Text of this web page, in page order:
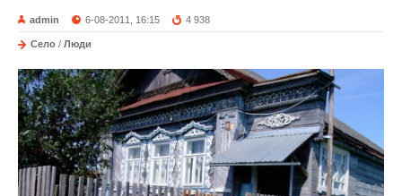
admin 6-08-2011, 16:15 4 938
Село / Люди